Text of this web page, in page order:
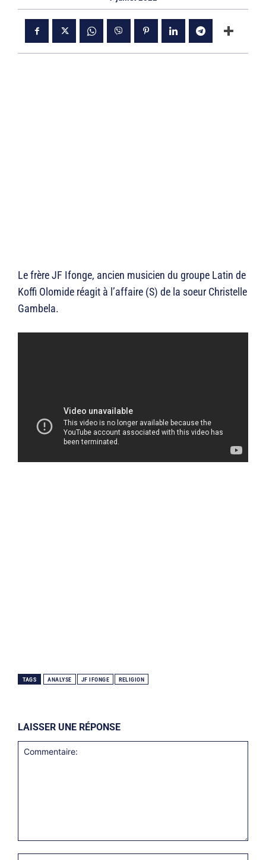
Le frère JF Ifonge, ancien musicien du groupe Latin de
Koffi Olomide réagit à l’affaire (S) de la soeur Christelle
Gambela.
TAGS ANALYSE JF IFONGE RELIGION
LAISSER UNE RÉPONSE